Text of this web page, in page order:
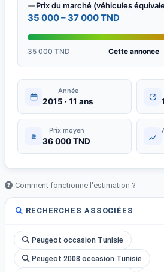
Prix du marché (véhicules
35 000 – 37 000 TND
35 000 TND Cette annonce
Année
2015 · 11 ans
Prix moyen
36 000 TND
Comment fonctionne l'estimation ?
RECHERCHES ASSOCIÉES
Peugeot occasion Tunisie
Peugeot 2008 occasion Tunisie